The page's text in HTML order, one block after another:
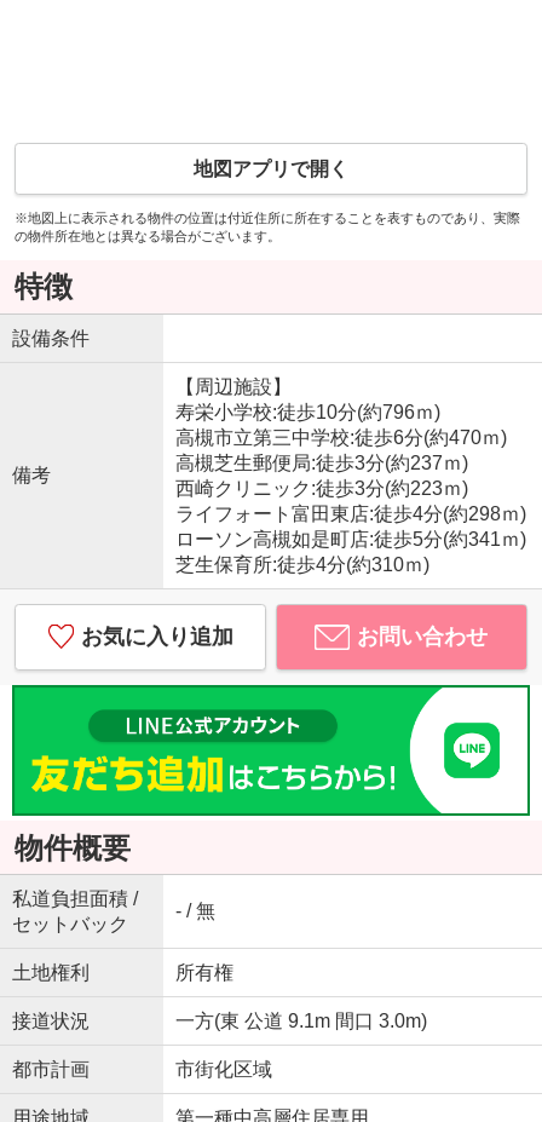
地図アプリで開く
※地図上に表示される物件の位置は付近住所に所在することを表すものであり、実際
の物件所在地とは異なる場合がございます。
特徴
設備条件
備考
【周辺施設】
寿栄小学校:徒歩10分(約796ｍ)
高槻市立第三中学校:徒歩6分(約470ｍ)
高槻芝生郵便局:徒歩3分(約237ｍ)
西崎クリニック:徒歩3分(約223ｍ)
ライフォート富田東店:徒歩4分(約298ｍ)
ローソン高槻如是町店:徒歩5分(約341ｍ)
芝生保育所:徒歩4分(約310ｍ)
お気に入り追加 お問い合わせ
物件概要
私道負担面積 /
セットバック
- / 無
土地権利 所有権
接道状況 一方(東 公道 9.1m 間口 3.0m)
都市計画 市街化区域